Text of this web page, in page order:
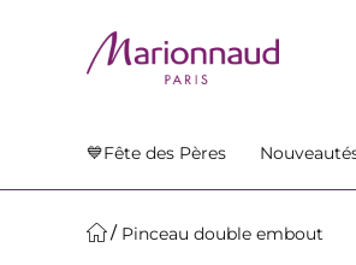
💙Fête des Pères
Pinceau double embout